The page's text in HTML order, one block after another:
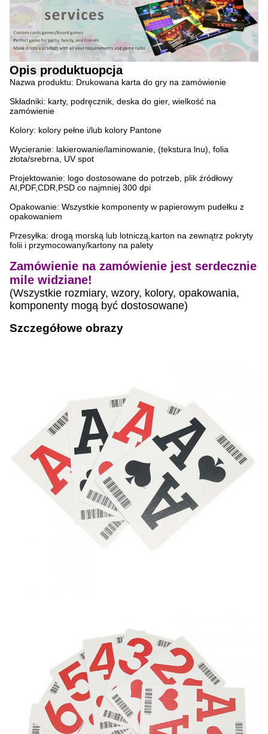
Opis produktuopcja
Nazwa produktu: Drukowana karta do gry na zamówienie
Składniki: karty, podręcznik, deska do gier, wielkość na
zamówienie
Kolory: kolory pełne i/lub kolory Pantone
Wycieranie: lakierowanie/laminowanie, (tekstura lnu), folia
złota/srebrna, UV spot
Projektowanie: logo dostosowane do potrzeb, plik źródłowy
AI,PDF,CDR,PSD co najmniej 300 dpi
Opakowanie: Wszystkie komponenty w papierowym pudełku z
opakowaniem
Przesyłka: drogą morską lub lotniczą,karton na zewnątrz pokryty
folii i przymocowany/kartony na palety
Zamówienie na zamówienie jest serdecznie
mile widziane!
(Wszystkie rozmiary, wzory, kolory, opakowania,
komponenty mogą być dostosowane)
Szczegółowe obrazy